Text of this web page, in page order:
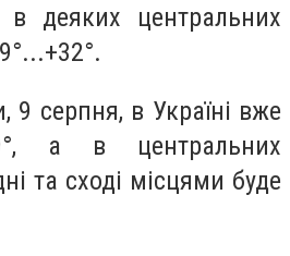
в деяких центральних
9 серпня, в Україні вже
а в центральних
та сході місцями буде